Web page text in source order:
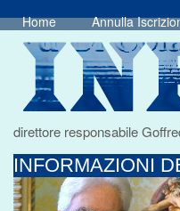
Home Annulla
direttore responsabile
INFORMAZIONI